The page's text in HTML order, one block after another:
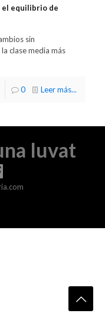
el equilibrio de
sin
clase media más
0 Leer más...
Iuvat